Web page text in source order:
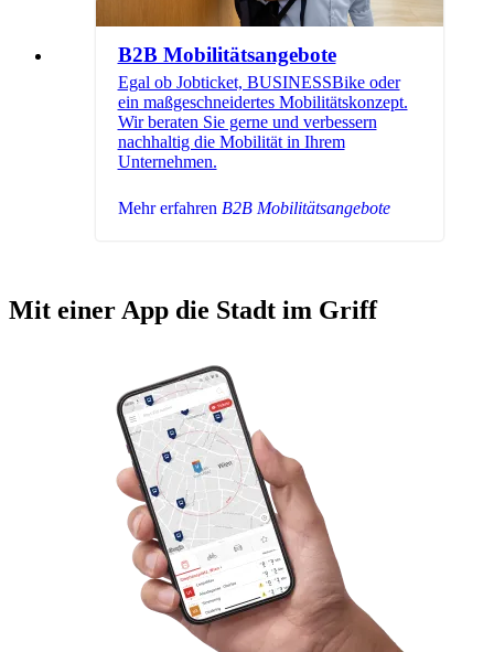
B2B Mobilitätsangebote
Egal ob Jobticket, BUSINESSBike oder
ein maßgeschneidertes Mobilitätskonzept.
Wir beraten Sie gerne und verbessern
nachhaltig die Mobilität in Ihrem
Unternehmen.
Mehr erfahren B2B Mobilitätsangebote
Mit einer App die Stadt im Griff